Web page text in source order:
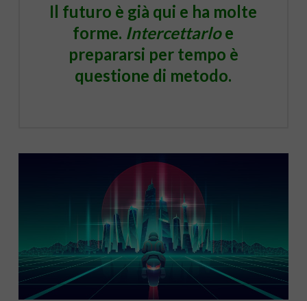
Il futuro è già qui e ha molte
forme. Intercettarloe
prepararsi per tempo è
questione di metodo.